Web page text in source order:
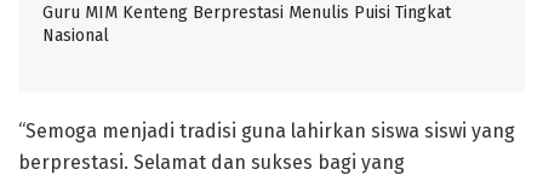
Guru MIM Kenteng Berprestasi Menulis Puisi Tingkat
Nasional
“Semoga menjadi tradisi guna lahirkan siswa siswi yang
berprestasi. Selamat dan sukses bagi yang